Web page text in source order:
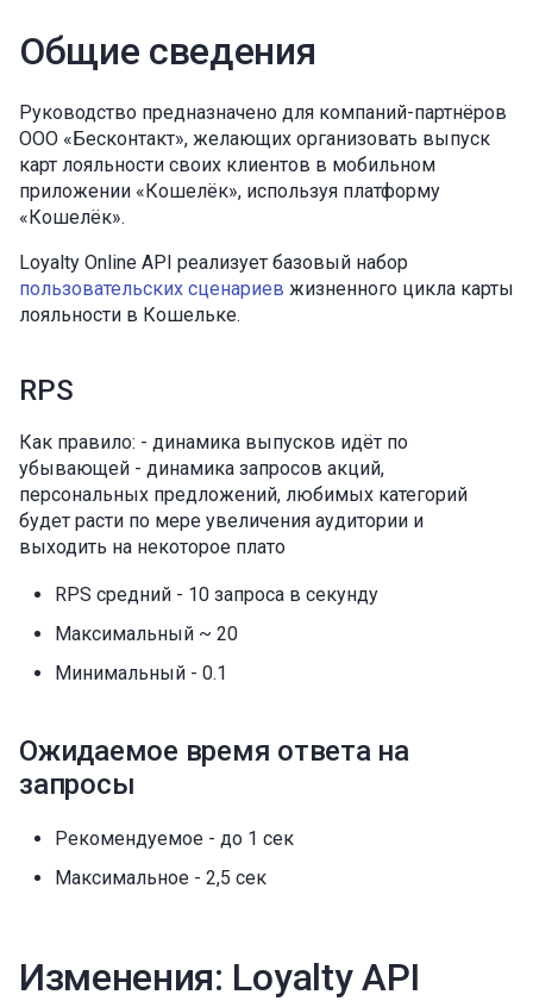
я
п
о
и
к
а
Структура сообщений
1. Заголовки
2. Тело ответа
Коды HTTP
Ошибки
Общие сведения
Руководство предназначено для компаний-партнёров
ООО «Бесконтакт», желающих организовать выпуск
карт лояльности своих клиентов в мобильном
приложении «Кошелёк», используя платформу
«Кошелёк».
Loyalty Online API реализует базовый набор
пользовательских сценариев жизненного цикла карты
лояльности в Кошельке.
RPS
Как правило: - динамика выпусков идёт по
убывающей - динамика запросов акций,
персональных предложений, любимых категорий
будет расти по мере увеличения аудитории и
выходить на некоторое плато
RPS средний - 10 запроса в секунду
Максимальный ~ 20
Минимальный - 0.1
Ожидаемое время ответа на
запросы
Рекомендуемое - до 1 сек
Максимальное - 2,5 сек
Изменения: Loyalty API